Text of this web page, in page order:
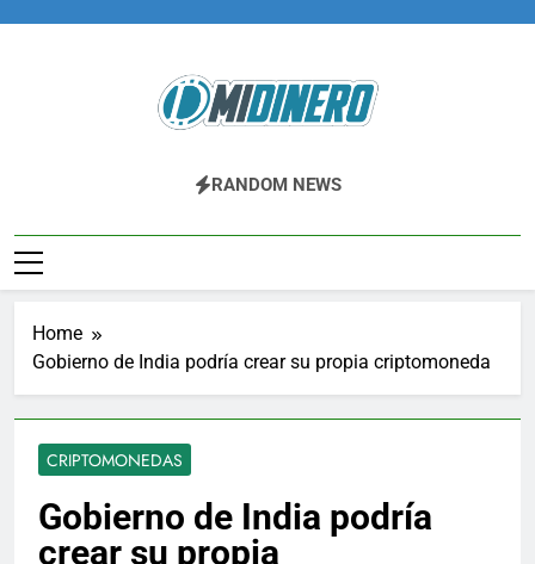
Midinero.co
Fintech, Criptomonedas
RANDOM NEWS
Home
Gobierno de India podría crear su propia criptomoneda
CRIPTOMONEDAS
Gobierno de India podría
crear su propia